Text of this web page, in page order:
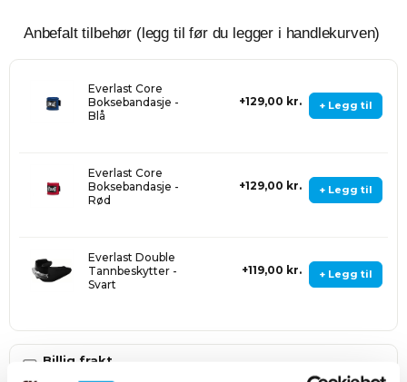
Anbefalt tilbehør (legg til før du legger i handlekurven)
+ Legg til
Everlast Core
Boksebandasje -
Blå
129,00 kr.
+ Legg til
Everlast Core
Boksebandasje -
Rød
129,00 kr.
+ Legg til
Everlast Double
Tannbeskytter -
Svart
119,00 kr.
Billig frakt